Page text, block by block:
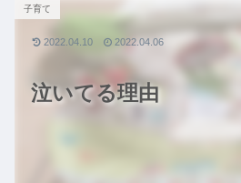
泣いてる理由
子育て
2022.04.10 2022.04.06